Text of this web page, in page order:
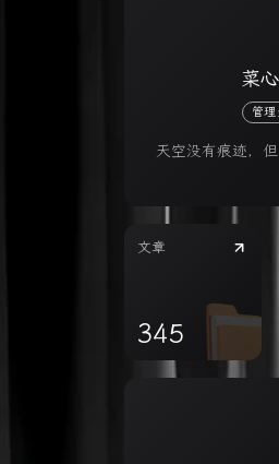
菜
管理
天空没有痕迹，但
文章
345